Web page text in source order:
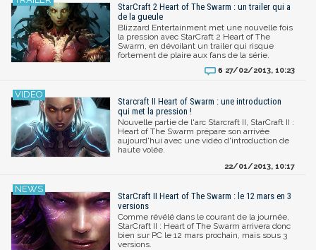
StarCraft 2 Heart of The Swarm : un trailer qui a
de la gueule
Blizzard Entertainment met une nouvelle fois
la pression avec StarCraft 2 Heart of The
Swarm, en dévoilant un trailer qui risque
fortement de plaire aux fans de la série.
6 27/02/2013, 10:23
Starcraft II Heart of Swarm : une introduction
qui met la pression !
Nouvelle partie de l'arc Starcraft II, StarCraft II :
Heart of The Swarm prépare son arrivée
aujourd'hui avec une vidéo d'introduction de
haute volée.
22/01/2013, 10:17
StarCraft II Heart of The Swarm : le 12 mars en 3
versions
Comme révélé dans le courant de la journée,
StarCraft II : Heart of The Swarm arrivera donc
bien sur PC le 12 mars prochain, mais sous 3
versions.